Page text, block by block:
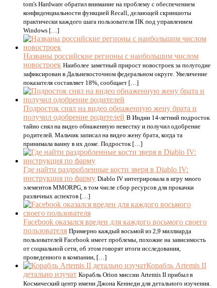
tom's Hardware обратил внимание на проблему с обеспечением
конфиденциальности функцией Recall, делающей скриншоты
практически каждого шага пользователя ПК под управлением
Windows […]
Названы российские регионы с наибольшим числом
новостроек Наиболее заметный прирост новостроек за полугодие
зафиксирован в Дальневосточном федеральном округе. Увеличение
показателя составляет 18%, сообщает […]
Подросток снял на видео обнаженную жену брата и
получил одобрение родителей В Индии 14-летний подросток
тайно снял на видео обнаженную невестку и получил одобрение
родителей. Мальчик записал на видео жену брата, когда та
принимала ванну в их доме. Подросток […]
Где найти раздробленные кости зверя в Diablo IV:
инструкция по фарму Diablo IV интегрировала в игру много
элементов MMORPG, в том числе сбор ресурсов для прокачки
различных аспектов […]
Facebook оказался вреден для каждого восьмого своего
пользователя Примерно каждый восьмой из 2,9 миллиарда
пользователей Facebook имеет проблемы, похожие на зависимость
от социальной сети, об этом говорят итоги исследования,
проведенного в компании, […]
Корабль Artemis II
детально изучат Корабль Orion миссии Artemis II прибыл в
Космический центр имени Джона Кеннеди для детального изучения.